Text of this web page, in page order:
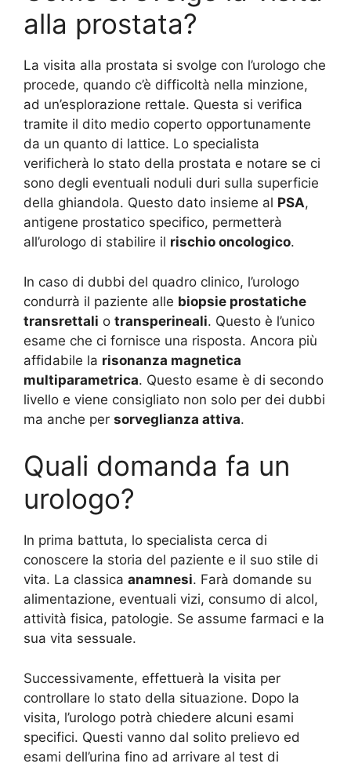
alla prostata?
La visita alla prostata si svolge con l’urologo che
procede, quando c’è difficoltà nella minzione,
ad un’esplorazione rettale. Questa si verifica
tramite il dito medio coperto opportunamente
da un quanto di lattice. Lo specialista
verificherà lo stato della prostata e notare se ci
sono degli eventuali noduli duri sulla superficie
della ghiandola. Questo dato insieme al PSA,
antigene prostatico specifico, permetterà
all’urologo di stabilire il rischio oncologico.
In caso di dubbi del quadro clinico, l’urologo
condurrà il paziente alle biopsie prostatiche
transrettali o transperineali. Questo è l’unico
esame che ci fornisce una risposta. Ancora più
affidabile la risonanza magnetica
multiparametrica. Questo esame è di secondo
livello e viene consigliato non solo per dei dubbi
ma anche per sorveglianza attiva.
Quali domanda fa un
urologo?
In prima battuta, lo specialista cerca di
conoscere la storia del paziente e il suo stile di
vita. La classica anamnesi. Farà domande su
alimentazione, eventuali vizi, consumo di alcol,
attività fisica, patologie. Se assume farmaci e la
sua vita sessuale.
Successivamente, effettuerà la visita per
controllare lo stato della situazione. Dopo la
visita, l’urologo potrà chiedere alcuni esami
specifici. Questi vanno dal solito prelievo ed
esami dell’urina fino ad arrivare al test di